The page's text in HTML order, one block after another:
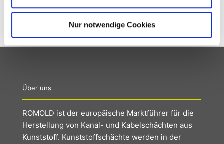
Nur notwendige Cookies
Über uns
ROMOLD ist der europäische Marktführer für die
Herstellung von Kanal- und Kabelschächten aus
Kunststoff. Kunststoffschächte werden in der